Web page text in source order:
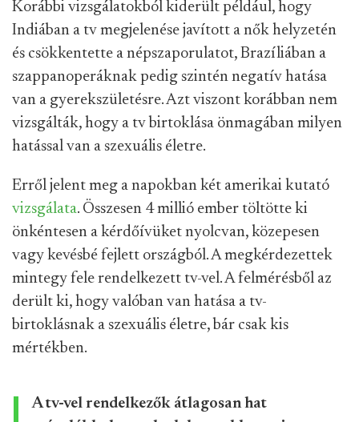
Korábbi vizsgálatokból kiderült például, hogy
Indiában a tv megjelenése javított a nők helyzetén
és csökkentette a népszaporulatot, Brazíliában a
szappanoperáknak pedig szintén negatív hatása
van a gyerekszületésre. Azt viszont korábban nem
vizsgálták, hogy a tv birtoklása önmagában milyen
hatással van a szexuális életre.
Erről jelent meg a napokban két amerikai kutató
vizsgálata. Összesen 4 millió ember töltötte ki
önkéntesen a kérdőívüket nyolcvan, közepesen
vagy kevésbé fejlett országból. A megkérdezettek
mintegy fele rendelkezett tv-vel. A felmérésből az
derült ki, hogy valóban van hatása a tv-
birtoklásnak a szexuális életre, bár csak kis
mértékben.
A tv-vel rendelkezők átlagosan hat